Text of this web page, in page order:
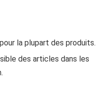
la plupart des produits.
des articles dans les